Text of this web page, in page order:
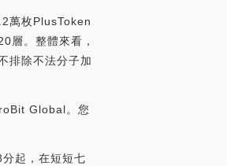
萬枚PlusToken
層。整體來看，
排除不法分子加
Global。您
起，在短短七